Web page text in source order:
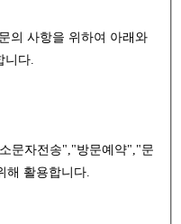
의 사항을 위하여 아래와
니다.
문자전송","방문예약","문
해 활용합니다.